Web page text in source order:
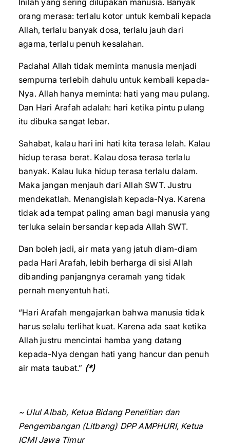
Inilah yang sering dilupakan manusia. Banyak
orang merasa: terlalu kotor untuk kembali kepada
Allah, terlalu banyak dosa, terlalu jauh dari
agama, terlalu penuh kesalahan.
Padahal Allah tidak meminta manusia menjadi
sempurna terlebih dahulu untuk kembali kepada-
Nya. Allah hanya meminta: hati yang mau pulang.
Dan Hari Arafah adalah: hari ketika pintu pulang
itu dibuka sangat lebar.
Sahabat, kalau hari ini hati kita terasa lelah. Kalau
hidup terasa berat. Kalau dosa terasa terlalu
banyak. Kalau luka hidup terasa terlalu dalam.
Maka jangan menjauh dari Allah SWT. Justru
mendekatlah. Menangislah kepada-Nya. Karena
tidak ada tempat paling aman bagi manusia yang
terluka selain bersandar kepada Allah SWT.
Dan boleh jadi, air mata yang jatuh diam-diam
pada Hari Arafah, lebih berharga di sisi Allah
dibanding panjangnya ceramah yang tidak
pernah menyentuh hati.
“Hari Arafah mengajarkan bahwa manusia tidak
harus selalu terlihat kuat. Karena ada saat ketika
Allah justru mencintai hamba yang datang
kepada-Nya dengan hati yang hancur dan penuh
air mata taubat.” (*)
~ Ulul Albab, Ketua Bidang Penelitian dan
Pengembangan (Litbang) DPP AMPHURI, Ketua
ICMI Jawa Timur